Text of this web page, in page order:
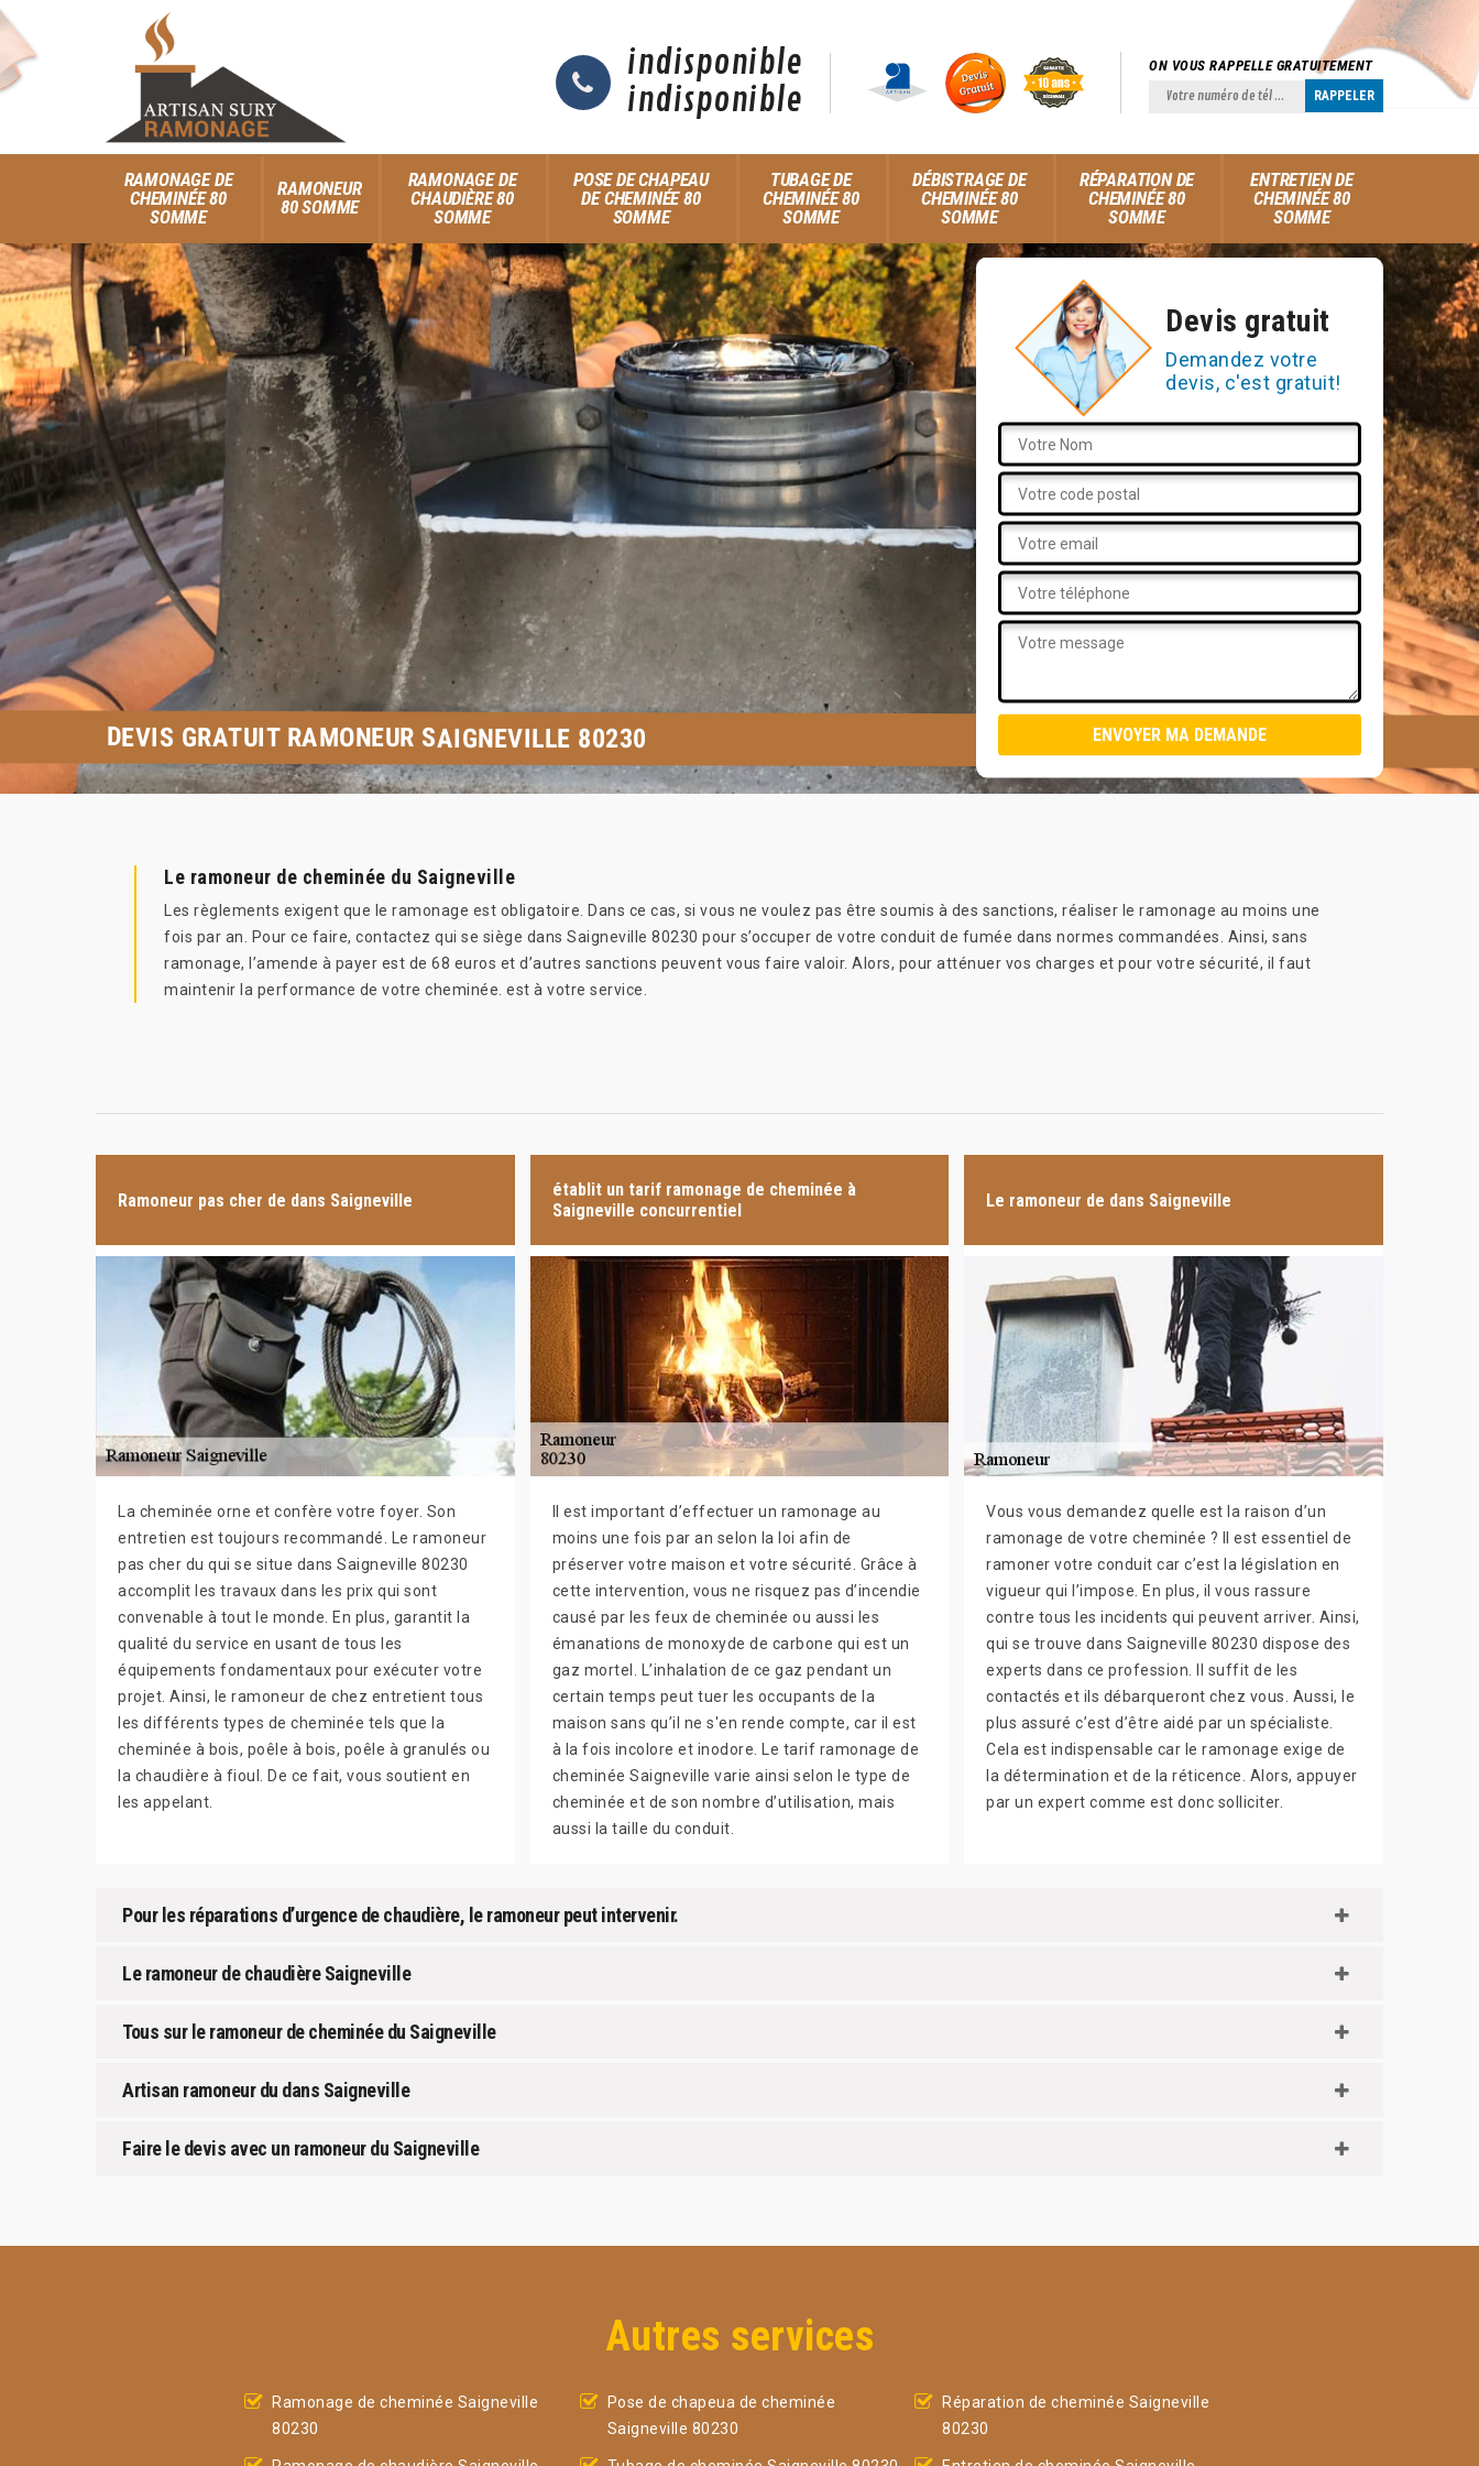
indisponible
indisponible
ON VOUS RAPPELLE GRATUITEMENT
RAMONAGE DE
CHEMINÉE 80
SOMME
RAMONEUR
80 SOMME
RAMONAGE DE
CHAUDIÈRE 80
SOMME
POSE DE CHAPEAU
DE CHEMINÉE 80
SOMME
TUBAGE DE
CHEMINÉE 80
SOMME
DÉBISTRAGE DE
CHEMINÉE 80
SOMME
RÉPARATION DE
CHEMINÉE 80
SOMME
ENTRETIEN DE
CHEMINÉE 80
SOMME
Devis gratuit
Demandez votre
devis, c'est gratuit!
DEVIS GRATUIT RAMONEUR SAIGNEVILLE 80230
Le ramoneur de cheminée du Saigneville
Les règlements exigent que le ramonage est obligatoire. Dans ce cas, si vous ne voulez pas être soumis à des sanctions, réaliser le ramonage au moins une
fois par an. Pour ce faire, contactez qui se siège dans Saigneville 80230 pour s’occuper de votre conduit de fumée dans normes commandées. Ainsi, sans
ramonage, l’amende à payer est de 68 euros et d’autres sanctions peuvent vous faire valoir. Alors, pour atténuer vos charges et pour votre sécurité, il faut
maintenir la performance de votre cheminée. est à votre service.
Ramoneur pas cher de dans Saigneville
La cheminée orne et confère votre foyer. Son
entretien est toujours recommandé. Le ramoneur
pas cher du qui se situe dans Saigneville 80230
accomplit les travaux dans les prix qui sont
convenable à tout le monde. En plus, garantit la
qualité du service en usant de tous les
équipements fondamentaux pour exécuter votre
projet. Ainsi, le ramoneur de chez entretient tous
les différents types de cheminée tels que la
cheminée à bois, poêle à bois, poêle à granulés ou
la chaudière à fioul. De ce fait, vous soutient en
les appelant.
établit un tarif ramonage de cheminée à
Saigneville concurrentiel
Il est important d’effectuer un ramonage au
moins une fois par an selon la loi afin de
préserver votre maison et votre sécurité. Grâce à
cette intervention, vous ne risquez pas d’incendie
causé par les feux de cheminée ou aussi les
émanations de monoxyde de carbone qui est un
gaz mortel. L’inhalation de ce gaz pendant un
certain temps peut tuer les occupants de la
maison sans qu’il ne s'en rende compte, car il est
à la fois incolore et inodore. Le tarif ramonage de
cheminée Saigneville varie ainsi selon le type de
cheminée et de son nombre d’utilisation, mais
aussi la taille du conduit.
Le ramoneur de dans Saigneville
Vous vous demandez quelle est la raison d’un
ramonage de votre cheminée ? Il est essentiel de
ramoner votre conduit car c’est la législation en
vigueur qui l’impose. En plus, il vous rassure
contre tous les incidents qui peuvent arriver. Ainsi,
qui se trouve dans Saigneville 80230 dispose des
experts dans ce profession. Il suffit de les
contactés et ils débarqueront chez vous. Aussi, le
plus assuré c’est d’être aidé par un spécialiste.
Cela est indispensable car le ramonage exige de
la détermination et de la réticence. Alors, appuyer
par un expert comme est donc solliciter.
Pour les réparations d’urgence de chaudière, le ramoneur peut intervenir.
Le ramoneur de chaudière Saigneville
Tous sur le ramoneur de cheminée du Saigneville
Artisan ramoneur du dans Saigneville
Faire le devis avec un ramoneur du Saigneville
Autres services
Ramonage de cheminée Saigneville
80230
Pose de chapeua de cheminée
Saigneville 80230
Réparation de cheminée Saigneville
80230